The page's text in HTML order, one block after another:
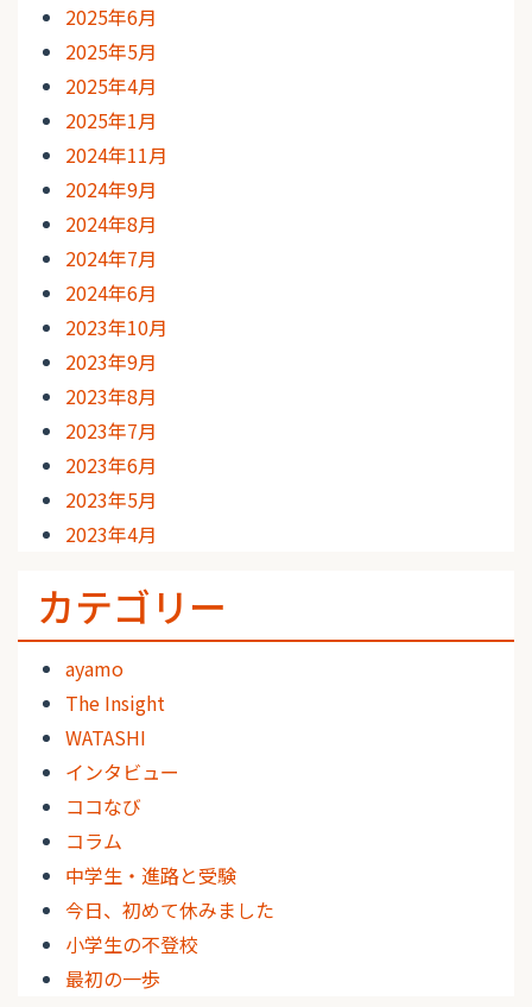
2025年6月
2025年5月
2025年4月
2025年1月
2024年11月
2024年9月
2024年8月
2024年7月
2024年6月
2023年10月
2023年9月
2023年8月
2023年7月
2023年6月
2023年5月
2023年4月
カテゴリー
ayamo
The Insight
WATASHI
インタビュー
ココなび
コラム
中学生・進路と受験
今日、初めて休みました
小学生の不登校
最初の一歩